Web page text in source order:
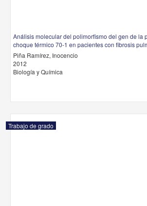
Análisis molecular del polimorfismo del gen de la
choque térmico 70-1 en pacientes con fibrosis
Piña Ramírez, Inocencio
2012
Biología y Química
Trabajo de grado